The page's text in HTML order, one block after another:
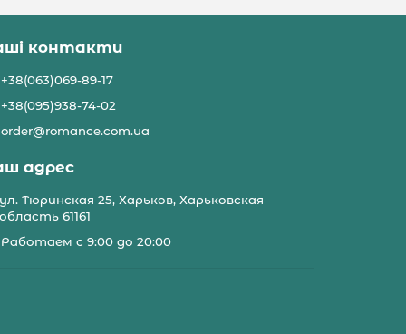
контакти
+38(063)069-89-17
+38(095)938-74-02
order@romance.com.ua
адрес
ул. Тюринская 25, Харьков, Харьковская
область 61161
Работаем с 9:00 до 20:00